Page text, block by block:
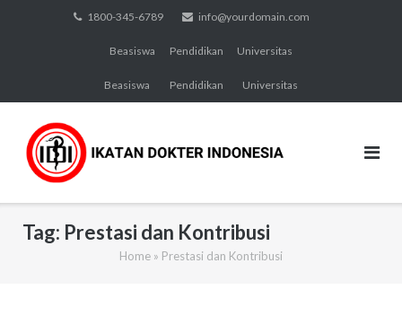
1800-345-6789 info@yourdomain.com
Beasiswa Pendidikan Universitas
Beasiswa Pendidikan Universitas
Tag: Prestasi dan Kontribusi
Home » Prestasi dan Kontribusi